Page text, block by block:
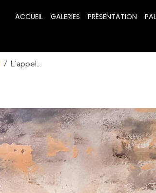
ACCUEIL GALERIES PRÉSENTATION
L'appel...